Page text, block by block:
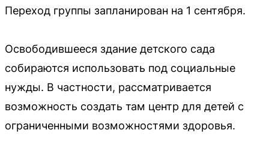
Переход группы запланирован на 1 сентября.
Освободившееся здание детского сада
собираются использовать под социальные
нужды. В частности, рассматривается
возможность создать там центр для детей с
ограниченными возможностями здоровья.